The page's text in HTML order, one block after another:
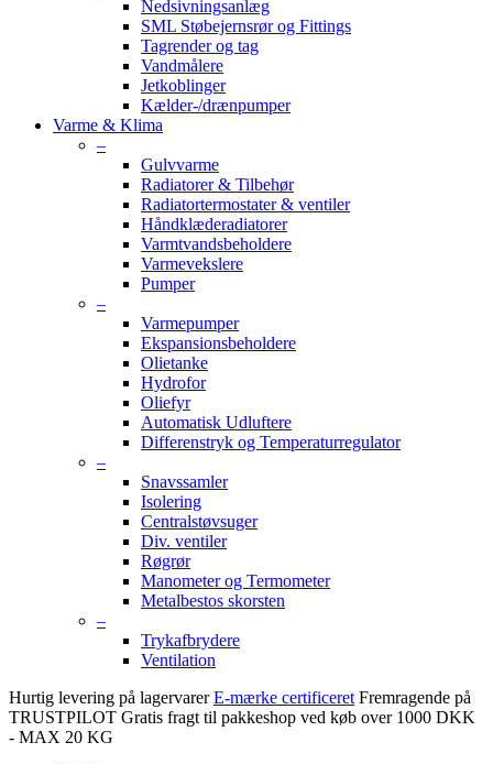
Nedsivningsanlæg
SML Støbejernsrør og Fittings
Tagrender og tag
Vandmålere
Jetkoblinger
Kælder-/drænpumper
Varme & Klima
–
Gulvvarme
Radiatorer & Tilbehør
Radiatortermostater & ventiler
Håndklæderadiatorer
Varmtvandsbeholdere
Varmevekslere
Pumper
–
Varmepumper
Ekspansionsbeholdere
Olietanke
Hydrofor
Oliefyr
Automatisk Udluftere
Differenstryk og Temperaturregulator
–
Snavssamler
Isolering
Centralstøvsuger
Div. ventiler
Røgrør
Manometer og Termometer
Metalbestos skorsten
–
Trykafbrydere
Ventilation
Hurtig levering på lagervarer E-mærke certificeret Fremragende på
TRUSTPILOT Gratis fragt til pakkeshop ved køb over 1000 DKK
- MAX 20 KG